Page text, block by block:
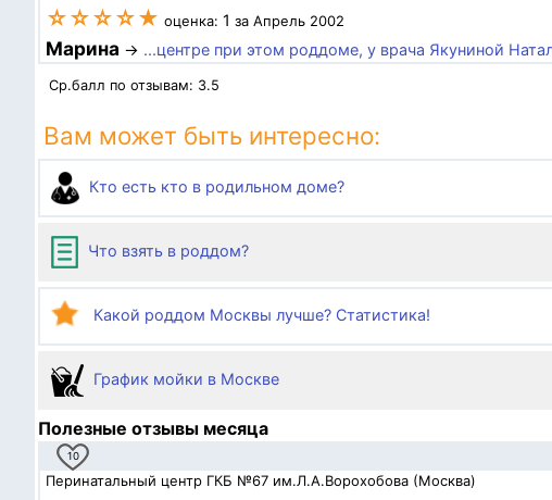
☆☆☆☆★ оценка: 1 за Апрель 2002
Марина → ...центре при этом роддоме, у врача Якуниной
Ср.балл по отзывам: 3.5
Вам может быть интересно:
Кто есть кто в родильном доме?
Что взять в роддом?
Какой роддом Москвы лучше? Статистика!
График мойки в Москве
Полезные отзывы месяца
10
Перинатальный центр ГКБ №67 им.Л.А.Ворохобова (Москва)